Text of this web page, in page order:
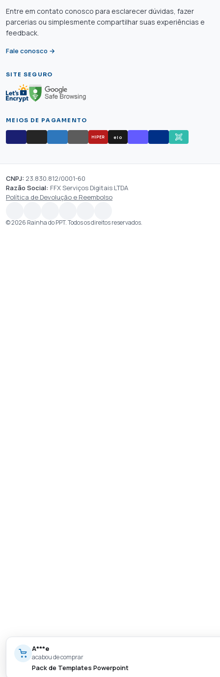
Entre em contato conosco para esclarecer dúvidas, fazer
parcerias ou simplesmente compartilhar suas experiências e
feedback.
Fale conosco →
SITE SEGURO
MEIOS DE PAGAMENTO
HIPER elo
CNPJ: 23.830.812/0001-60
Razão Social: FFX Serviços Digitais LTDA
Política de Devolução e Reembolso
© 2026 Rainha do PPT. Todos os direitos reservados.
A***e
acabou de comprar
Pack de Templates Powerpoint